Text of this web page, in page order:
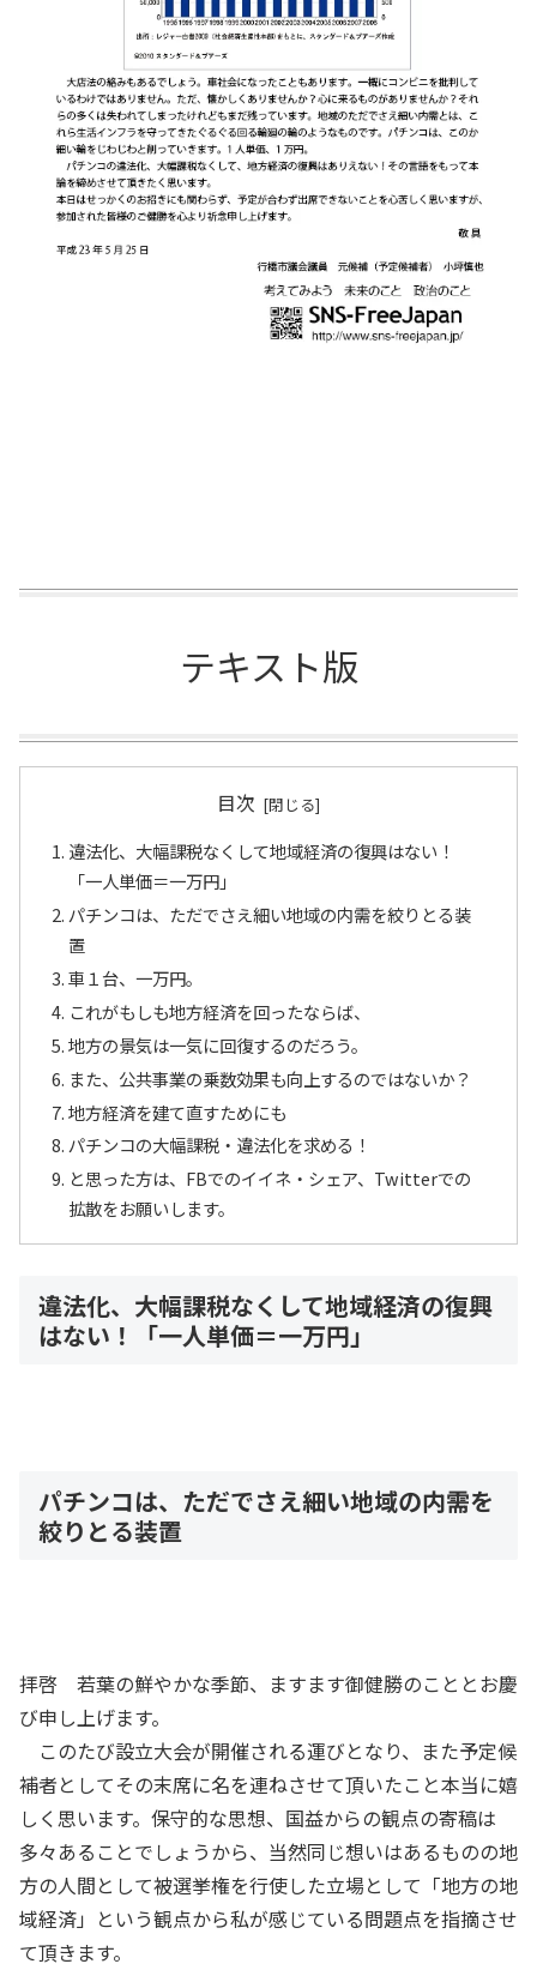
テキスト版
目次
違法化、大幅課税なくして地域経済の復興はない！
「一人単価＝一万円」
パチンコは、ただでさえ細い地域の内需を絞りとる装
置
車１台、一万円。
これがもしも地方経済を回ったならば、
地方の景気は一気に回復するのだろう。
また、公共事業の乗数効果も向上するのではないか？
地方経済を建て直すためにも
パチンコの大幅課税・違法化を求める！
と思った方は、FBでのイイネ・シェア、Twitterでの
拡散をお願いします。
違法化、大幅課税なくして地域経済の復興
はない！「一人単価＝一万円」
パチンコは、ただでさえ細い地域の内需を
絞りとる装置
拝啓 若葉の鮮やかな季節、ますます御健勝のこととお慶
び申し上げます。
このたび設立大会が開催される運びとなり、また予定候
補者としてその末席に名を連ねさせて頂いたこと本当に嬉
しく思います。保守的な思想、国益からの観点の寄稿は
多々あることでしょうから、当然同じ想いはあるものの地
方の人間として被選挙権を行使した立場として「地方の地
域経済」という観点から私が感じている問題点を指摘させ
て頂きます。